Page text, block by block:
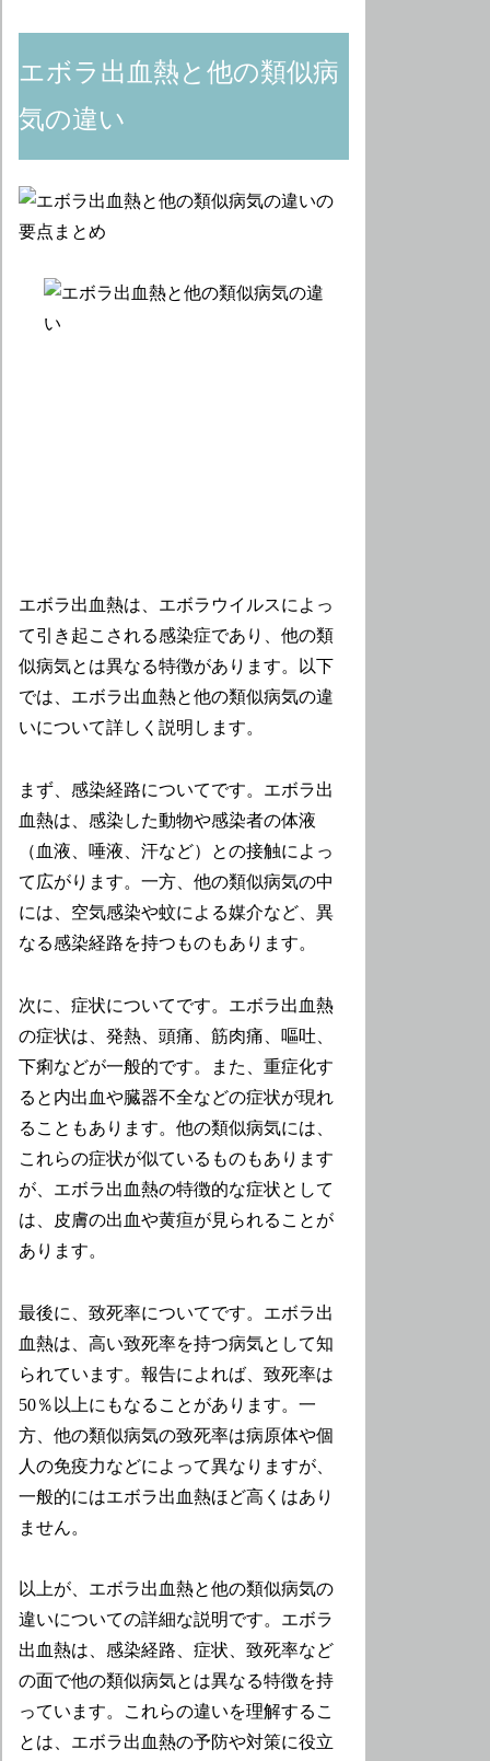
エボラ出血熱と他の類似病
気の違い
エボラ出血熱は、エボラウイルスによっ
て引き起こされる感染症であり、他の類
似病気とは異なる特徴があります。以下
では、エボラ出血熱と他の類似病気の違
いについて詳しく説明します。
まず、感染経路についてです。エボラ出
血熱は、感染した動物や感染者の体液
（血液、唾液、汗など）との接触によっ
て広がります。一方、他の類似病気の中
には、空気感染や蚊による媒介など、異
なる感染経路を持つものもあります。
次に、症状についてです。エボラ出血熱
の症状は、発熱、頭痛、筋肉痛、嘔吐、
下痢などが一般的です。また、重症化す
ると内出血や臓器不全などの症状が現れ
ることもあります。他の類似病気には、
これらの症状が似ているものもあります
が、エボラ出血熱の特徴的な症状として
は、皮膚の出血や黄疸が見られることが
あります。
最後に、致死率についてです。エボラ出
血熱は、高い致死率を持つ病気として知
られています。報告によれば、致死率は
50％以上にもなることがあります。一
方、他の類似病気の致死率は病原体や個
人の免疫力などによって異なりますが、
一般的にはエボラ出血熱ほど高くはあり
ません。
以上が、エボラ出血熱と他の類似病気の
違いについての詳細な説明です。エボラ
出血熱は、感染経路、症状、致死率など
の面で他の類似病気とは異なる特徴を持
っています。これらの違いを理解するこ
とは、エボラ出血熱の予防や対策に役立